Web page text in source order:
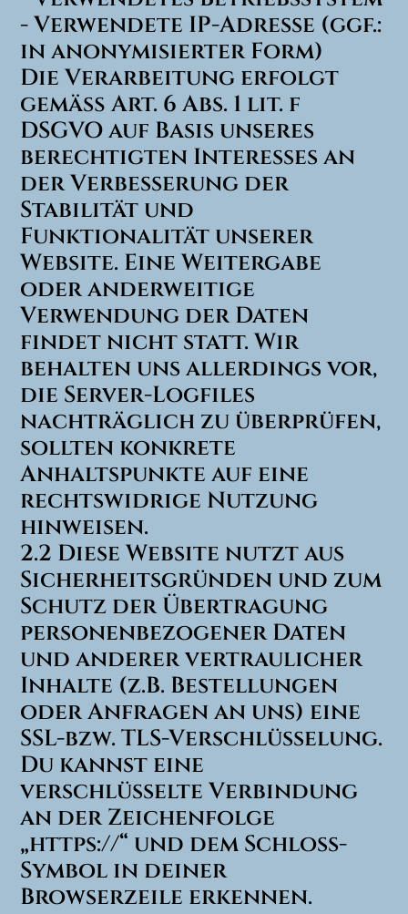
- Verwendete IP-Adresse (ggf.:
in anonymisierter Form)
Die Verarbeitung erfolgt
gemäß Art. 6 Abs. 1 lit. f
DSGVO auf Basis unseres
berechtigten Interesses an
der Verbesserung der
Stabilität und
Funktionalität unserer
Website. Eine Weitergabe
oder anderweitige
Verwendung der Daten
findet nicht statt. Wir
behalten uns allerdings vor,
die Server-Logfiles
nachträglich zu überprüfen,
sollten konkrete
Anhaltspunkte auf eine
rechtswidrige Nutzung
hinweisen.
2.2 Diese Website nutzt aus
Sicherheitsgründen und zum
Schutz der Übertragung
personenbezogener Daten
und anderer vertraulicher
Inhalte (z.B. Bestellungen
oder Anfragen an uns) eine
SSL-bzw. TLS-Verschlüsselung.
Du kannst eine
verschlüsselte Verbindung
an der Zeichenfolge
„https://“ und dem Schloss-
Symbol in deiner
Browserzeile erkennen.